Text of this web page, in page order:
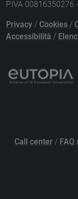
P.IVA 00816350276
Privacy / Cookies /
Accessibilità /
Call center /